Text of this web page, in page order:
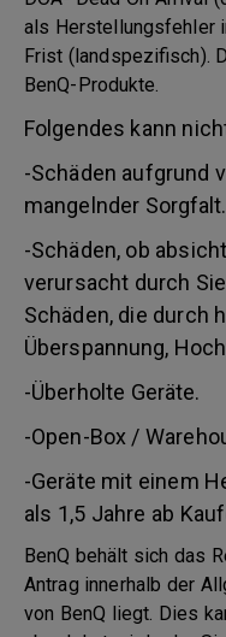
als Herstellungsfehler
Frist (landspezifisch).
BenQ-Produkte.
Folgendes kann
-Schäden aufgrund
mangelnder Sorgfalt.
-Schäden, ob
verursacht durch
Schäden, die durch
Überspannung,
-Überholte Geräte.
-Open-Box /
-Geräte mit einem
als 1,5 Jahre ab
BenQ behält sich das
Antrag innerhalb der
von BenQ liegt. Dies